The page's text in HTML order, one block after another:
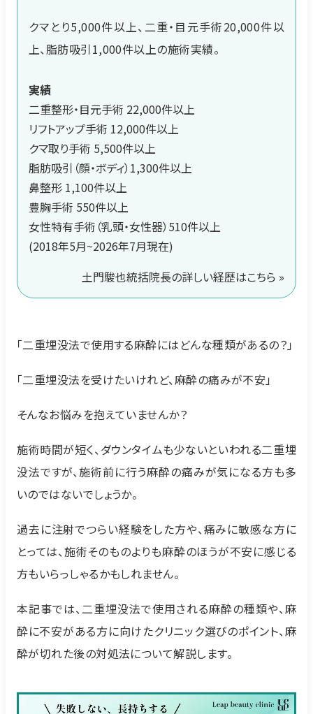
クマとり5,000件以上、二重・目元手術20,000件以
上、脂肪吸引1,000件以上の施術実績。
実績
二重整形・目元手術 22,000件以上
リフトアップ手術 12,000件以上
クマ取り手術 5,500件以上
脂肪吸引（顔・ボディ）1,300件以上
鼻整形 1,100件以上
豊胸手術 550件以上
女性特有手術（乳頭・女性器）510件以上
(2018年5月~2026年7月現在)
土門駿也統括院長の詳しい経歴はこちら »
「二重埋没法で使用する麻酔にはどんな種類があるの？」
「二重埋没法を受けたいけれど、麻酔の痛みが不安」
そんなお悩みを抱えていませんか？
施術時間が短く、ダウンタイムも少ないといわれる二重埋
没法ですが、施術前に行う麻酔の痛みが気になる方も多
いのではないでしょうか。
過去に注射でつらい経験をした方や、痛みに敏感な方に
とっては、施術そのものよりも麻酔のほうが不安に感じる
方もいらっしゃるかもしれません。
本記事では、二重埋没法で使用される麻酔の種類や、麻
酔に不安がある方に向けたクリニック選びのポイント、麻
酔が切れた後の対処法について解説します。